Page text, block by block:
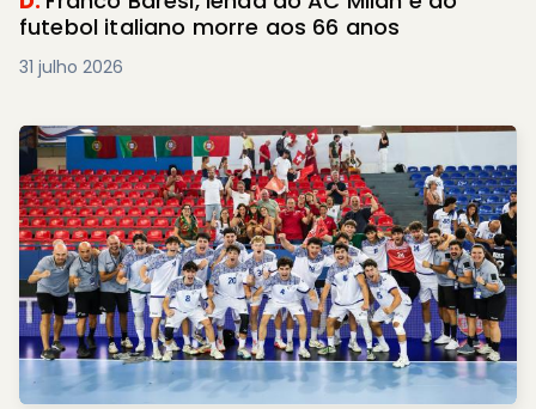
futebol italiano morre aos 66 anos
31 julho 2026